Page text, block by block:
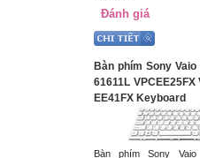
Đánh giá
Bàn phím Sony Vaio
61611L VPCEE25FX
EE41FX Keyboard
Bàn phím Sony Vaio